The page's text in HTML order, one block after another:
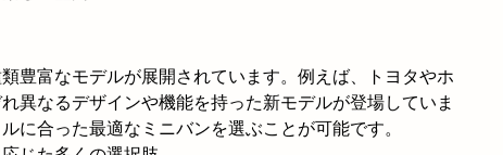
豊富なモデルが展開されています。例えば、トヨタやホ
異なるデザインや機能を持った新モデルが登場していま
に合った最適なミニバンを選ぶことが可能です。